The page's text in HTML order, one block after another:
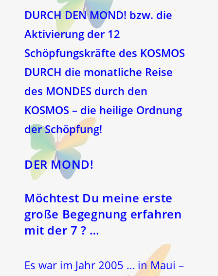
DURCH DEN MOND! bzw. die
Aktivierung der 12
Schöpfungskräfte des KOSMOS
DURCH die monatliche Reise
des MONDES durch den
KOSMOS – die heilige Ordnung
der Schöpfung!
DER MOND!
Möchtest Du meine erste
große Begegnung erfahren
mit der 7 ? …
Es war im Jahr 2005 … in Maui –